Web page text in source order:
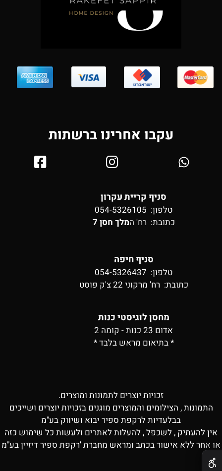
עקבו אחרינו ברשתות
סניף קריית עקרון
טלפון: 054-5326105
כתובת: רח' המלך חסן 7
סניף חיפה
טלפון: 054-5326437
כתובת: רח' מרקוני 22 צ'ק פוסט
מחסן לוגיסטי כנות
אדום 23 כנות - קומה 2
* בתיאום מראש בלבד *
זכויות יוצרים לתמונות ומוצרים.
התמונות , הצילומים והמוצרים מוגנים בזכויות יוצרים ושייכים
בבלעדיות לרקפת ספיר יבוא ושיווק בע"מ
אין להעתיק , לשכפל , להעלות לאתרים ולעשות כל שימוש כזה
או אחר ללא אישור בכתב ומראש מחברת 'רקפת ספיר דיזיין בע"מ
✕